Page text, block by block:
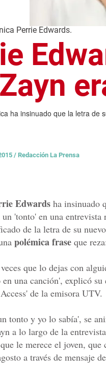
Perrie Edwards.
ha insinuado que la letra de
/ Redacción La Prensa
Edwards ha insinuado
un 'tonto' en una entrevista
de la letra de su
polémica frase que
que lo dejas con
una canción', explicó
de la emisora UTV.
tonto y yo lo sabía', se
a lo largo de la
le merece el joven,
a través de mensaje